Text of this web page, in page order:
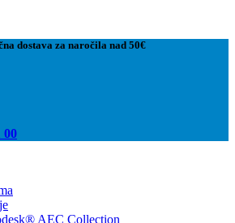
dostava za naročila nad 50€
00
AEC Collection